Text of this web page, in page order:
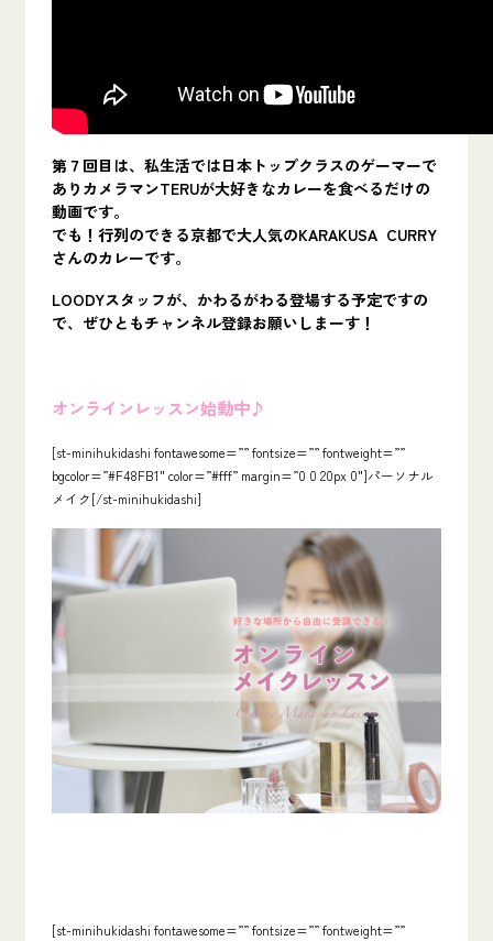
第７回目は、私生活では日本トップクラスのゲーマーで
ありカメラマンTERUが大好きなカレーを食べるだけの
動画です。
でも！行列のできる京都で大人気のKARAKUSA CURRY
さんのカレーです。
LOODYスタッフが、かわるがわる登場する予定ですの
で、ぜひともチャンネル登録お願いしまーす！
オンラインレッスン始動中♪
[st-minihukidashi fontawesome=”” fontsize=”” fontweight=””
bgcolor=”#F48FB1″ color=”#fff” margin=”0 0 20px 0″]パーソナル
メイク[/st-minihukidashi]
[st-minihukidashi fontawesome=”” fontsize=”” fontweight=””